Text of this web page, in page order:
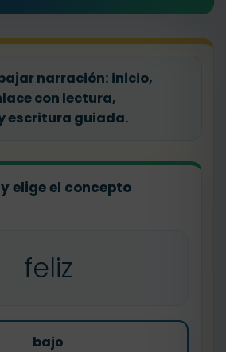
narración: inicio,
con lectura,
escritura guiada.
y elige el concepto
feliz
bajo